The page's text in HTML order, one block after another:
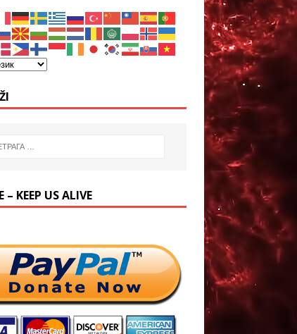
– KEEP US ALIVE